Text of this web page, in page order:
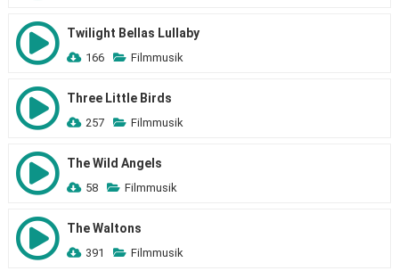
Twilight Bellas Lullaby
166 Filmmusik
Three Little Birds
257 Filmmusik
The Wild Angels
58 Filmmusik
The Waltons
391 Filmmusik